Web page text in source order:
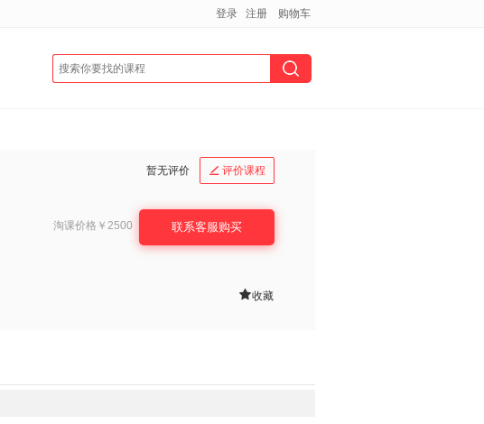
暂无评价  评价课程
淘课价格 ￥2500 联系客服购买
收藏
登录 注册 购物车